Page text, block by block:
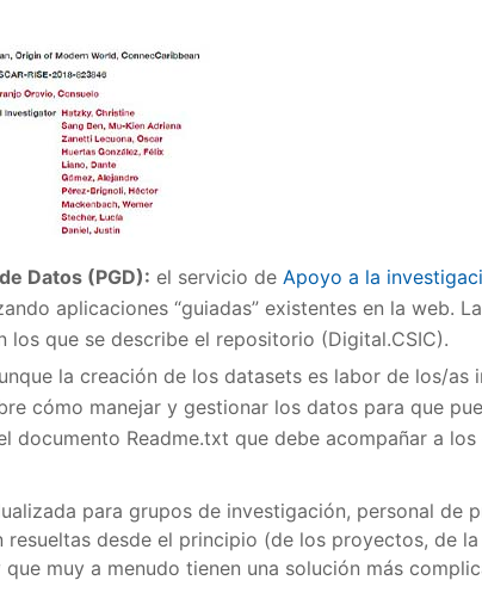
Datos (PGD): el servicio de Apoyo a la
aplicaciones “guiadas” existentes en la web.
los que se describe el repositorio (Digital.CSIC).
la creación de los datasets es labor de los/as
cómo manejar y gestionar los datos para que
documento Readme.txt que debe acompañar a
para grupos de investigación, personal de
desde el principio (de los proyectos, de
muy a menudo tienen una solución más